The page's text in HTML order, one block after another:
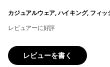
カジュアルウェア, ハイキング, フィッ
レビュアーに好評
レビューを書く